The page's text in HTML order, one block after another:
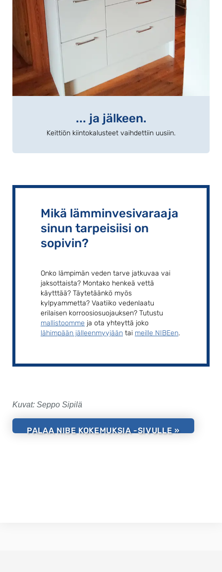
... ja jälkeen.
Keittiön kiintokalusteet vaihdettiin uusiin.
Mikä lämminvesivaraaja
sinun tarpeisiisi on
sopivin?
Onko lämpimän veden tarve jatkuvaa vai
jaksottaista? Montako henkeä vettä
käytttää? Täytetäänkö myös
kylpyammetta? Vaatiiko vedenlaatu
erilaisen korroosiosuojauksen? Tutustu
mallistoomme ja ota yhteyttä joko
lähimpään jälleenmyyjään tai meille NIBEen.
Kuvat: Seppo Sipilä
PALAA NIBE KOKEMUKSIA -SIVULLE »